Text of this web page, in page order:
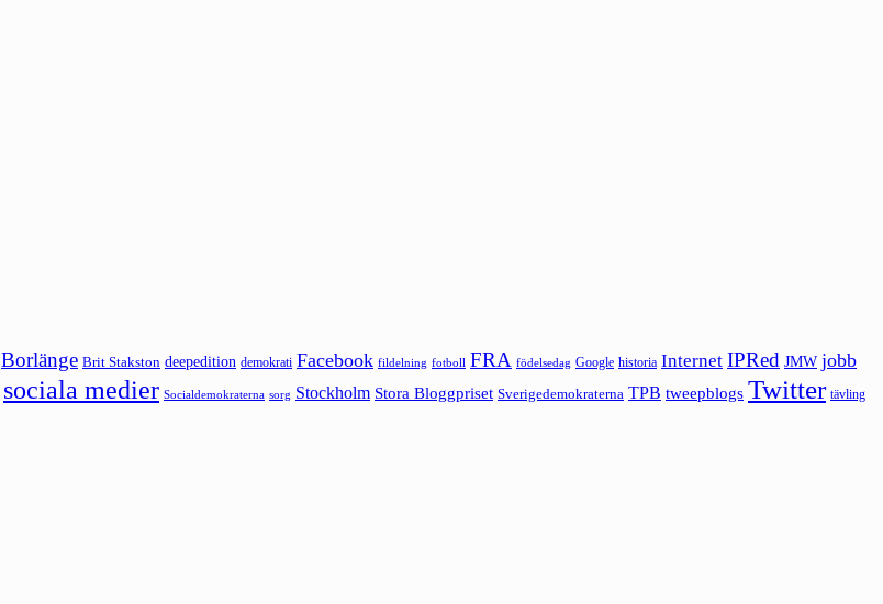
Borlänge Brit Stakston deepedition demokrati Facebook fildelning fotboll FRA födelsedag Google historia Internet IPRed JMW jobb
sociala medier Socialdemokraterna sorg Stockholm Stora Bloggpriset Sverigedemokraterna TPB tweepblogs Twitter tävling